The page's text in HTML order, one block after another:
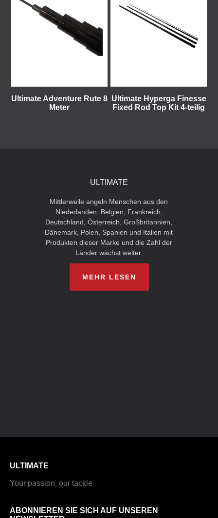
Ultimate Adventure Rute 8
Meter
Ultimate Hyperga Finesse
Fixed Rod Top Kit 4-teilig
ULTIMATE
Mittlerweile angeln Menschen aus den
Niederlanden, Belgien, Frankreich,
Deutschland, Österreich, Großbritannien,
Dänemark, Polen, Spanien und Italien mit
Produkten dieser Marke und die Zahl der
Länder wächst weiter.
MEHR LESEN
ULTIMATE
Your passion, our tackle
ABONNIEREN SIE SICH AUF UNSEREN